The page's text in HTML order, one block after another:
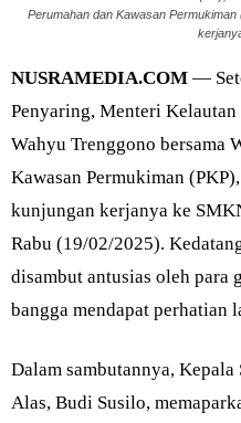
Perumahan dan Kawasan
NUSRAMEDIA.COM —
Penyaring, Menteri
Wahyu Trenggono bersama
Kawasan Permukiman
kunjungan kerjanya ke
Rabu (19/02/2025).
disambut antusias oleh para
bangga mendapat perhatian
Dalam sambutannya,
Alas, Budi Susilo,